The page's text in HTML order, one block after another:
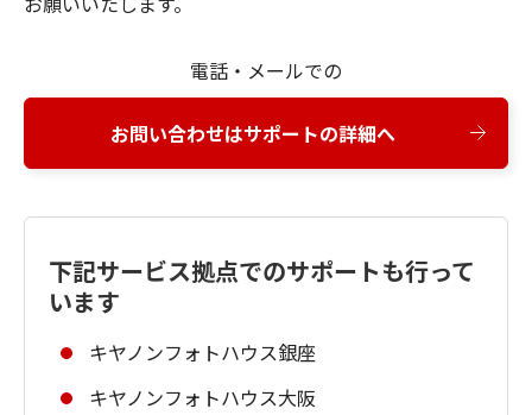
電話・メールでの
お問い合わせはサポートの詳細へ
下記サービス拠点でのサポートも行って
います
キヤノンフォトハウス銀座
キヤノンフォトハウス大阪